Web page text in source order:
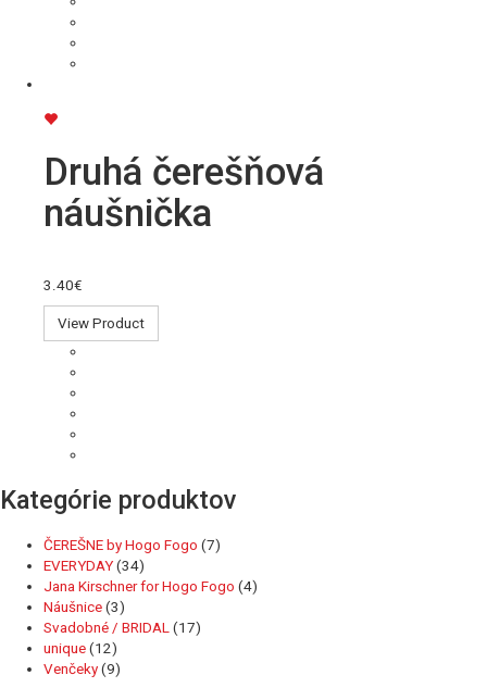
Druhá čerešňová
náušnička
3.40€
View Product
Kategórie produktov
ČEREŠNE by Hogo Fogo (7)
EVERYDAY (34)
Jana Kirschner for Hogo Fogo (4)
Náušnice (3)
Svadobné / BRIDAL (17)
unique (12)
Venčeky (9)